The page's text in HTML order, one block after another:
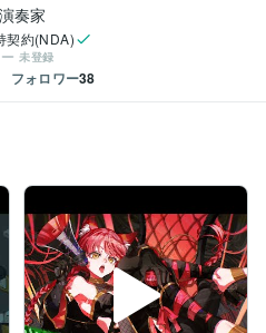
奏家
契約(NDA)
未登録
フォロワー38